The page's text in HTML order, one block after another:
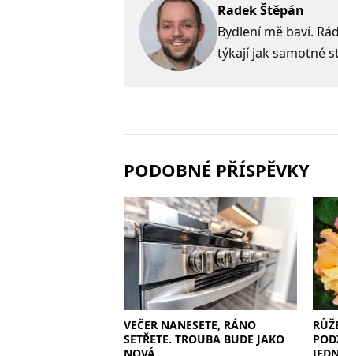
Radek Štěpán
Bydlení mě baví.
týkají jak samotné
PODOBNÉ PŘÍSPĚVKY
VEČER NANESETE, RÁNO
SETŘETE. TROUBA BUDE JAKO